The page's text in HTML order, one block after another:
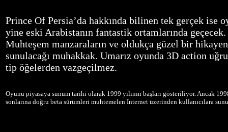
Prince Of Persia’da hakkında bilinen tek gerçek ise
yine eski Arabistanın fantastik ortamlarında geçecek.
Muhteşem manzaraların ve oldukça güzel bir
sunulacağı muhakkak. Umarız oyunda 3D action
tip öğelerden vazgeçilmez.
Oyunu piyasaya sunum tarihi olarak 1999 yılının başları gösteriliyor. Ancak
sonlarına doğru beta sürümleri muhtemelen Internet üzerinden kullanıcılara